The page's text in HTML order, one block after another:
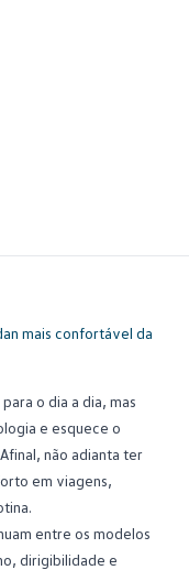
mais confortável da
para o dia a dia, mas
e esquece o
não adianta ter
em viagens,
entre os modelos
dirigibilidade e